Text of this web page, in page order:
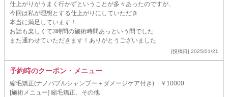
仕上がりがうまく行かずということが多々あったのですが、
今回は私が理想とする仕上がりにしていただき
本当に満足しています！
お話も楽しくて3時間の施術時間あっという間でした
また通わせていただきます！ありがとうございました
[投稿日] 2025/01/21
予約時のクーポン・メニュー
縮毛矯正(ナノバブルシャンプー＋ダメージケア付き) ￥10000
[施術メニュー] 縮毛矯正、その他